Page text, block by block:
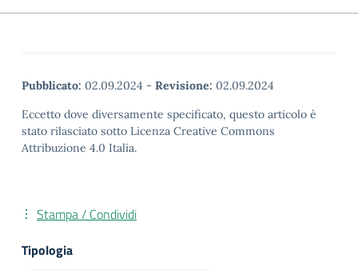
Pubblicato: 02.09.2024 - Revisione: 02.09.2024
Eccetto dove diversamente specificato, questo articolo è
stato rilasciato sotto Licenza Creative Commons
Attribuzione 4.0 Italia.
Stampa / Condividi
Tipologia